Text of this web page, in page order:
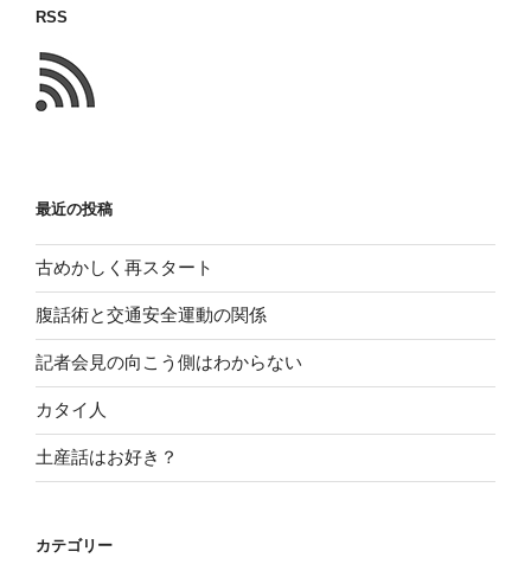
い
た
こ
と
RSS
最近の投稿
古めかしく再スタート
腹話術と交通安全運動の関係
記者会見の向こう側はわからない
カタイ人
土産話はお好き？
カテゴリー